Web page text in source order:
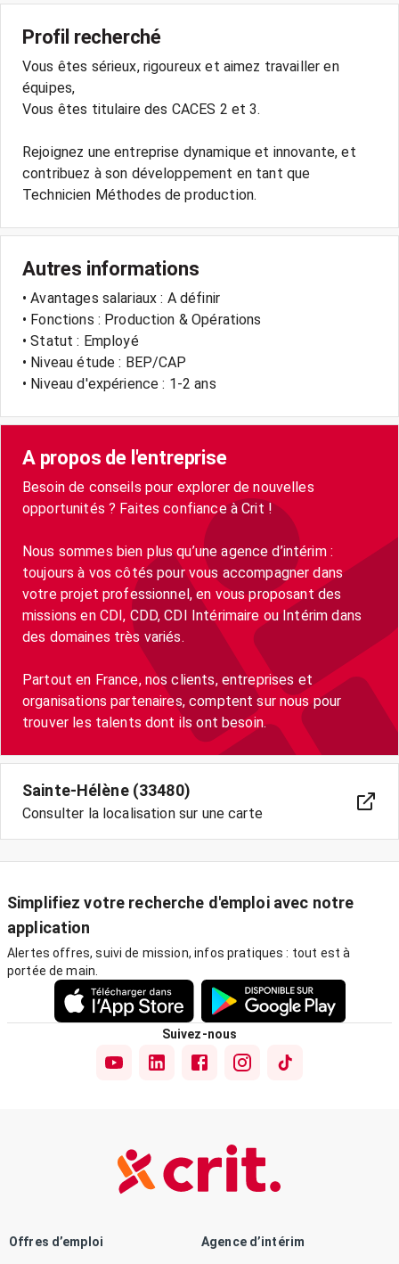
Profil recherché
Vous êtes sérieux, rigoureux et aimez travailler en
équipes,
Vous êtes titulaire des CACES 2 et 3.
Rejoignez une entreprise dynamique et innovante, et
contribuez à son développement en tant que
Autres informations
• Avantages salariaux : A définir
• Fonctions : Production & Opérations
• Statut : Employé
• Niveau étude : BEP/CAP
• Niveau d'expérience : 1-2 ans
A propos de l'entreprise
Besoin de conseils pour explorer de nouvelles
opportunités ? Faites confiance à Crit !
Nous sommes bien plus qu’une agence d’intérim :
toujours à vos côtés pour vous accompagner dans
votre projet professionnel, en vous proposant des
missions en CDI, CDD, CDI Intérimaire ou Intérim dans
des domaines très variés.
Partout en France, nos clients, entreprises et
organisations partenaires, comptent sur nous pour
trouver les talents dont ils ont besoin.
Sainte-Hélène (33480)
Consulter la localisation sur une carte
Simplifiez votre recherche d'emploi avec notre
application
Alertes offres, suivi de mission, infos pratiques : tout est à
portée de main.
Suivez-nous
Offres d’emploi Agence d’intérim